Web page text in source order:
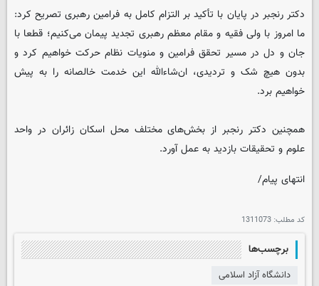
دکتر رنجبر در پایان با تأکید بر التزام کامل به فرامین رهبری تصریح کرد:
ما امروز با ولی فقیه و مقام معظم رهبری تجدید پیمان می‌کنیم؛ قطعا با
جان و دل در مسیر تحقق فرامین و منویات نظام حرکت خواهیم کرد و
بدون هیچ شک و تردیدی، ان‌شاءالله این خدمت خالصانه را به پیش
خواهیم برد.
همچنین دکتر رنجبر از بخش‌های مختلف محل اسکان زائران در واحد
علوم و تحقیقات بازدید به عمل آورد.
انتهای پیام/
کد مطلب: 1311073
برچسب‌ها
دانشگاه آزاد اسلامی